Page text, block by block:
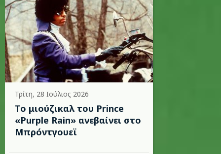
Τρίτη, 28 Ιούλιος 2026
Το μιούζικαλ του Prince
«Purple Rain» ανεβαίνει στο
Μπρόντγουεϊ